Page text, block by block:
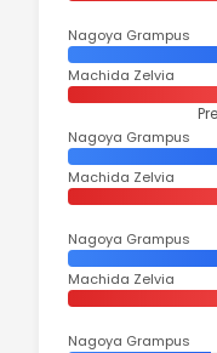
Nagoya Grampus
Machida Zelvia
Nagoya Grampus
Machida Zelvia
Nagoya Grampus
Machida Zelvia
Nagoya Grampus